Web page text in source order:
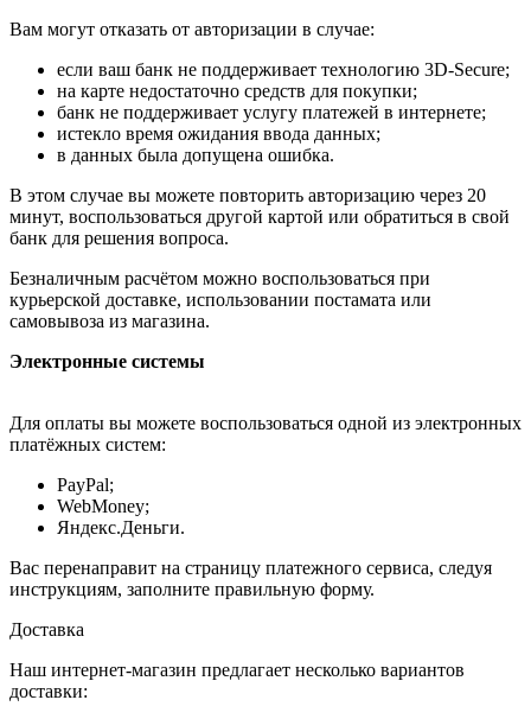
Вам могут отказать от авторизации в случае:
если ваш банк не поддерживает технологию 3D-Secure;
на карте недостаточно средств для покупки;
банк не поддерживает услугу платежей в интернете;
истекло время ожидания ввода данных;
в данных была допущена ошибка.
В этом случае вы можете повторить авторизацию через 20
минут, воспользоваться другой картой или обратиться в свой
банк для решения вопроса.
Безналичным расчётом можно воспользоваться при
курьерской доставке, использовании постамата или
самовывоза из магазина.
Электронные системы
Для оплаты вы можете воспользоваться одной из электронных
платёжных систем:
PayPal;
WebMoney;
Яндекс.Деньги.
Вас перенаправит на страницу платежного сервиса, следуя
инструкциям, заполните правильную форму.
Доставка
Наш интернет-магазин предлагает несколько вариантов
доставки: